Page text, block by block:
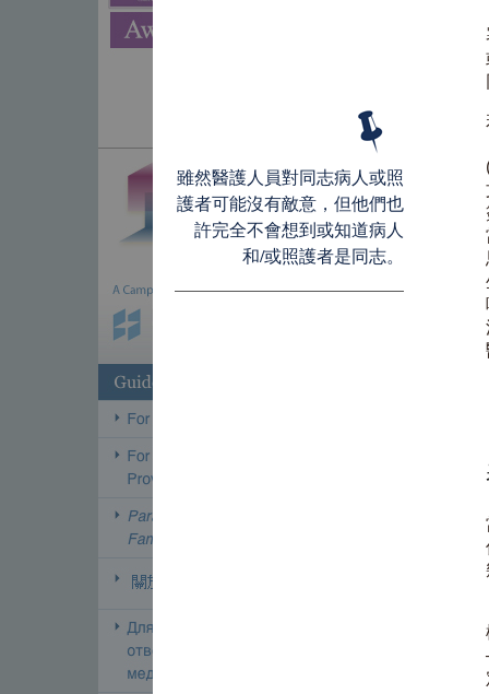
雖然醫護人員對同志病人或照
護者可能沒有敵意，但他們也
許完全不會想到或知道病人
和/或照護者是同志。